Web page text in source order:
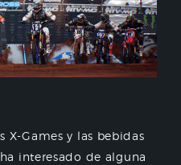
X-Games y las bebidas
interesado de alguna